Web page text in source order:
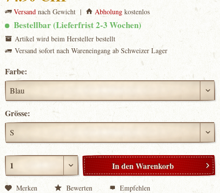
Versandnach Gewicht | Abholungkostenlos
Bestellbar (Lieferfrist 2-3 Wochen)
Artikel wird beim Hersteller bestellt
Versand sofort nach Wareneingang ab Schweizer Lager
Farbe:
Grösse:
In denWarenkorb
Merken Bewerten Empfehlen